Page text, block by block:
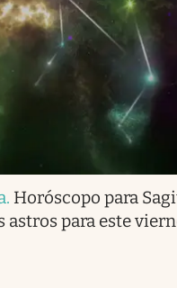
. Horóscopo para
para este